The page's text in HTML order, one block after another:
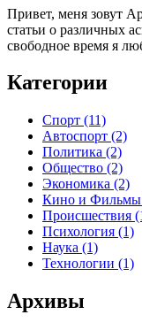
Привет, меня зовут
статьи о различных
свободное время я
Категории
Спорт (11)
Автоспорт (2)
Политика (2)
Общество (2)
Экономика (2)
Кино и Фильмы
Происшествия
Психология (1)
Наука (1)
Технологии (1)
Архивы